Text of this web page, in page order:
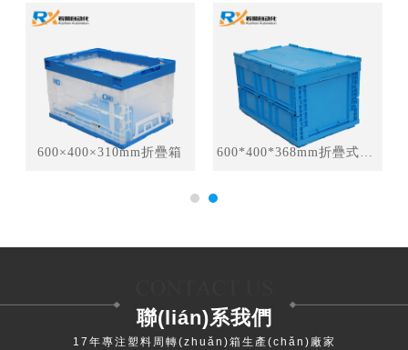
600×400×310mm折疊箱 600*400*368mm折疊式周轉(zhuǎn)箱
聯(lián)系我們
17年專注塑料周轉(zhuǎn)箱生產(chǎn)廠家